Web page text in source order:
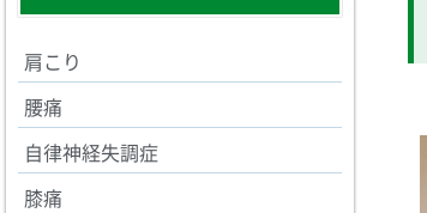
肩こり
腰痛
自律神経失調症
膝痛